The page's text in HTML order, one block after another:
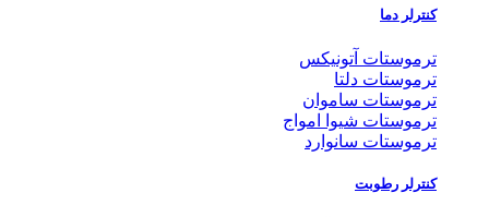
کنترلر دما
ترموستات آتونیکس
ترموستات دلتا
ترموستات ساموان
ترموستات شیوا امواج
ترموستات سانوارد
کنترلر رطوبت